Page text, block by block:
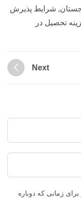
, شرایط پذیرش
تحصیل در
Next
زمانی که دوباره